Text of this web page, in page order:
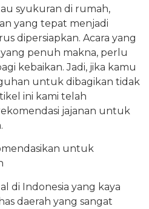
syukuran di rumah,
yang tepat menjadi
dipersiapkan. Acara yang
penuh makna, perlu
kebaikan. Jadi, jika kamu
untuk dibagikan tidak
ini kami telah
jajanan untuk
untuk
di Indonesia yang kaya
daerah yang sangat